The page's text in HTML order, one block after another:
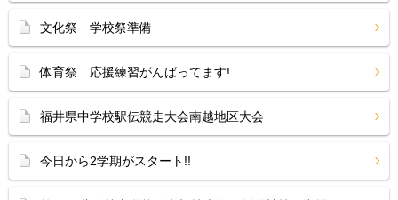
文化祭 学校祭準備
体育祭 応援練習がんばってます!
福井県中学校駅伝競走大会南越地区大会
今日から2学期がスタート!!